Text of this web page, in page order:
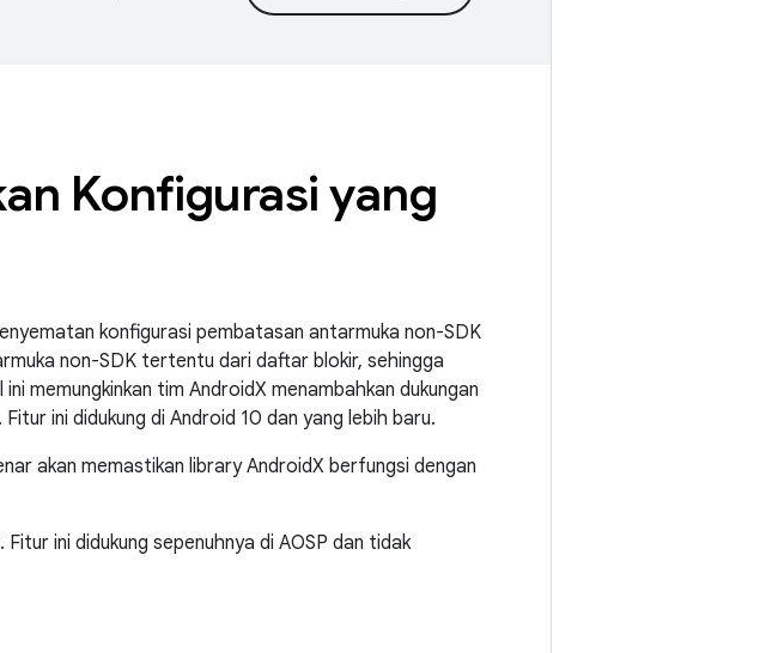
Konfigurasi yang
konfigurasi pembatasan antarmuka non-SDK
non-SDK tertentu dari daftar blokir, sehingga
memungkinkan tim AndroidX menambahkan dukungan
ini didukung di Android 10 dan yang lebih baru.
akan memastikan library AndroidX berfungsi dengan
ini didukung sepenuhnya di AOSP dan tidak